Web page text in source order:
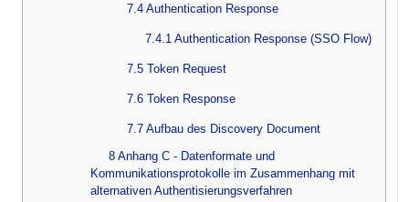
7.4 Authentication Response
7.4.1 Authentication Response (SSO Flow)
7.5 Token Request
7.6 Token Response
7.7 Aufbau des Discovery Document
8 Anhang C - Datenformate und
Kommunikationsprotokolle im Zusammenhang mit
alternativen Authentisierungsverfahren